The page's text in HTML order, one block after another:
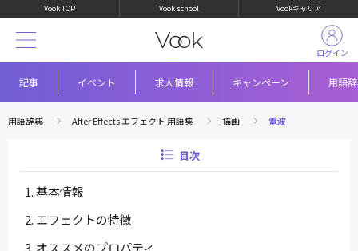
Vook TOP Vook school Vookキャリア
記事 イベント 求人情報 キャンペーン 用語
ログイン
用語辞典 After Effects エフェクト 用語集 描画 電波
目次
基本情報
エフェクトの特徴
オススメのプロパティ